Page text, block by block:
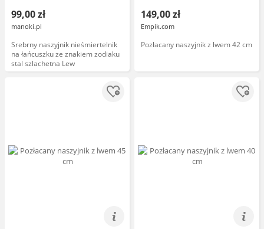
99,00 zł
manoki.pl
Srebrny naszyjnik nieśmiertelnik
na łańcuszku ze znakiem zodiaku
stal szlachetna Lew
149,00 zł
Empik.com
Pozłacany naszyjnik z lwem 42 cm